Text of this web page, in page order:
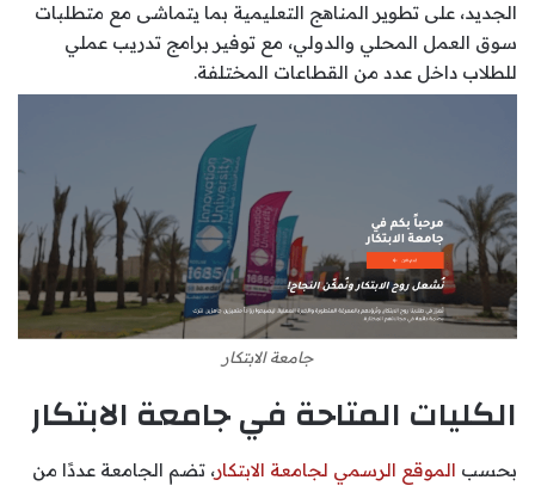
الجديد، على تطوير المناهج التعليمية بما يتماشى مع متطلبات
سوق العمل المحلي والدولي، مع توفير برامج تدريب عملي
للطلاب داخل عدد من القطاعات المختلفة.
جامعة الابتكار
الكليات المتاحة في جامعة الابتكار
بحسب الموقع الرسمي لجامعة الابتكار، تضم الجامعة عددًا من